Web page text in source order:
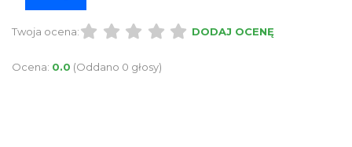
Twoja ocena: DODAJ OCENĘ
Ocena: 0.0 (Oddano 0 głosy)